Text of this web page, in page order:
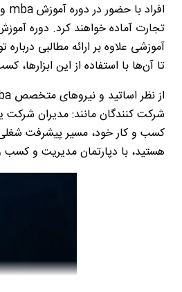
افراد با حضور در دوره آموزشmba
تجارت آماده خواهند کرد. دوره
آموزشی علاوه بر ارائه مطالبی
تا آن‌ها با استفاده از این
از نظر اساتید و نیرو‌های متخصص
شرکت ‌کنندگان مانند: مدیران شرکت
کسب و کار خود، مسیر پیشرفت شغلی
هستید، با دپارتمان مدیریت و کسب